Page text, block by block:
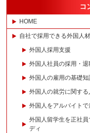
コ
HOME
自社で採用できる外国人
外国人採用支援
外国人社員の採用・退
外国人の雇用の基礎知
外国人の就労に関す
外国人をアルバイト
外国人留学生を正社
ディ